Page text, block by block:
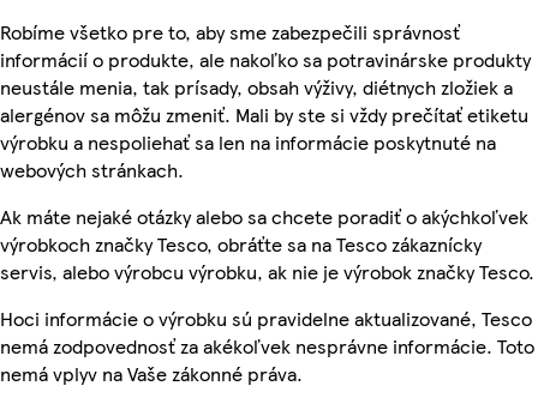
Robíme všetko pre to, aby sme zabezpečili správnosť
informácií o produkte, ale nakoľko sa potravinárske produkty
neustále menia, tak prísady, obsah výživy, diétnych zložiek a
alergénov sa môžu zmeniť. Mali by ste si vždy prečítať etiketu
výrobku a nespoliehať sa len na informácie poskytnuté na
webových stránkach.
Ak máte nejaké otázky alebo sa chcete poradiť o akýchkoľvek
výrobkoch značky Tesco, obráťte sa na Tesco zákaznícky
servis, alebo výrobcu výrobku, ak nie je výrobok značky Tesco.
Hoci informácie o výrobku sú pravidelne aktualizované, Tesco
nemá zodpovednosť za akékoľvek nesprávne informácie. Toto
nemá vplyv na Vaše zákonné práva.